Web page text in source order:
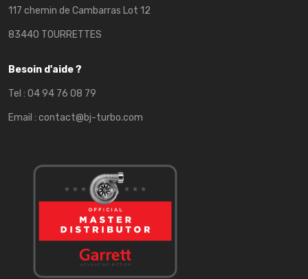
117 chemin de Cambarras Lot 12
83440 TOURRETTES
Besoin d'aide ?
Tel : 04 94 76 08 79
Email : contact@bj-turbo.com